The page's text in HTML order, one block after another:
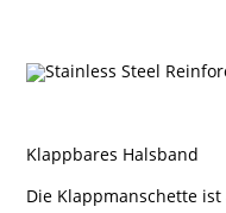
Klappbares Halsband
Die Klappmanschette